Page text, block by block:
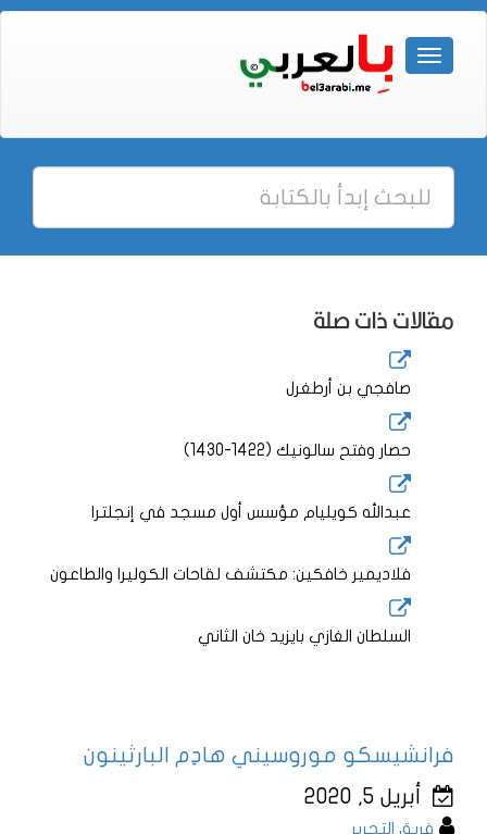
مقالات ذات صلة
صافجي بن أرطغرل
حصار وفتح سالونيك (1422-1430)
عبدالله كويليام مؤسس أول مسجد في إنجلترا
فلاديمير خافكين: مكتشف لقاحات الكوليرا والطاعون
السلطان الغازي بايزيد خان الثاني
فرانشيسكو موروسيني هادِم البارثينون
أبريل 5, 2020
فريق التحرير